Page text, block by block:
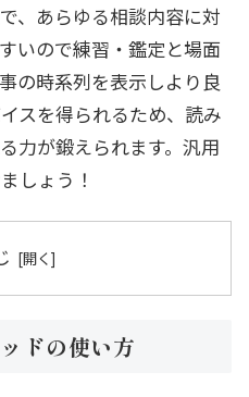
、あらゆる相談内容に対
いので練習・鑑定と場面
の時系列を表示しより良
スを得られるため、読み
力が鍛えられます。汎用
しょう！
ドの使い方